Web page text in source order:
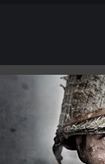
o Call of